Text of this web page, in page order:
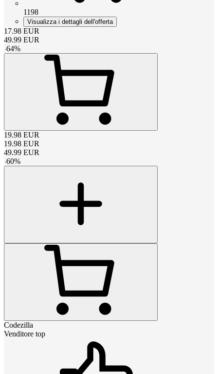
1198
Visualizza i dettagli dell'offerta
17.98 EUR
49.99 EUR
-64%
19.98 EUR
19.98 EUR
49.99 EUR
-60%
Codezilla
Venditore top